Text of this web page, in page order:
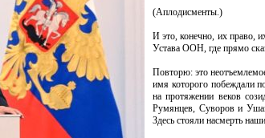
(Аплодисменты.)
И это, конечно, их право,
Устава ООН, где прямо
Повторю: это
имя которого побеждали
на протяжении веков
Румянцев, Суворов и
Здесь стояли насмерть